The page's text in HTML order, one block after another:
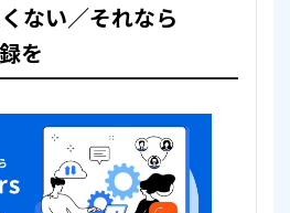
ない／それなら
を